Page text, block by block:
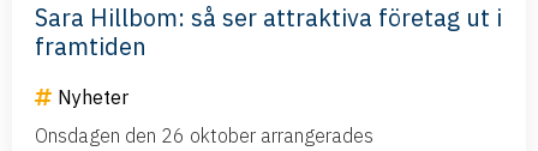
Sara Hillbom: så ser attraktiva företag ut i
framtiden
Nyheter
Onsdagen den 26 oktober arrangerades